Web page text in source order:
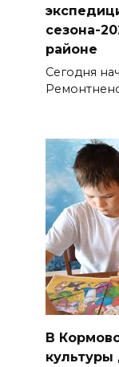
сезона-
районе
Сегодня
В
культуры